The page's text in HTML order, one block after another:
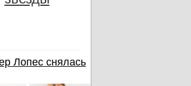
Лопес снялась